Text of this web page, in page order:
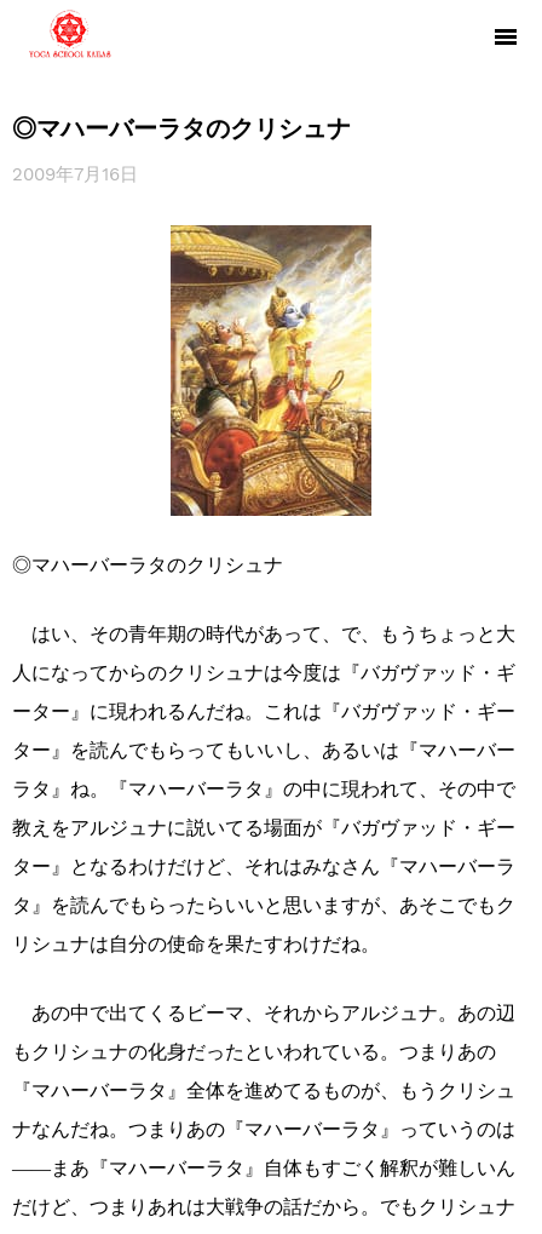
◎マハーバーラタのクリシュナ
2009年7月16日
◎マハーバーラタのクリシュナ
はい、その青年期の時代があって、で、もうちょっと大
人になってからのクリシュナは今度は『バガヴァッド・ギ
ーター』に現われるんだね。これは『バガヴァッド・ギー
ター』を読んでもらってもいいし、あるいは『マハーバー
ラタ』ね。『マハーバーラタ』の中に現われて、その中で
教えをアルジュナに説いてる場面が『バガヴァッド・ギー
ター』となるわけだけど、それはみなさん『マハーバーラ
タ』を読んでもらったらいいと思いますが、あそこでもク
リシュナは自分の使命を果たすわけだね。
あの中で出てくるビーマ、それからアルジュナ。あの辺
もクリシュナの化身だったといわれている。つまりあの
『マハーバーラタ』全体を進めてるものが、もうクリシュ
ナなんだね。つまりあの『マハーバーラタ』っていうのは
――まあ『マハーバーラタ』自体もすごく解釈が難しいん
だけど、つまりあれは大戦争の話だから。でもクリシュナ